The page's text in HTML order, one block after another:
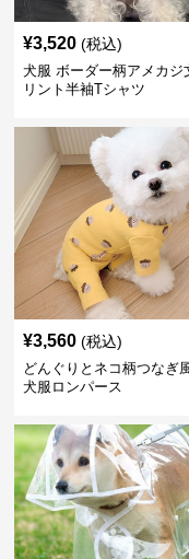
¥3,520 (税込)
犬服 ボーダー柄アメカジ
リント半袖Tシャツ
¥3,560 (税込)
どんぐりとネコ柄つなぎ
犬服ロンパース